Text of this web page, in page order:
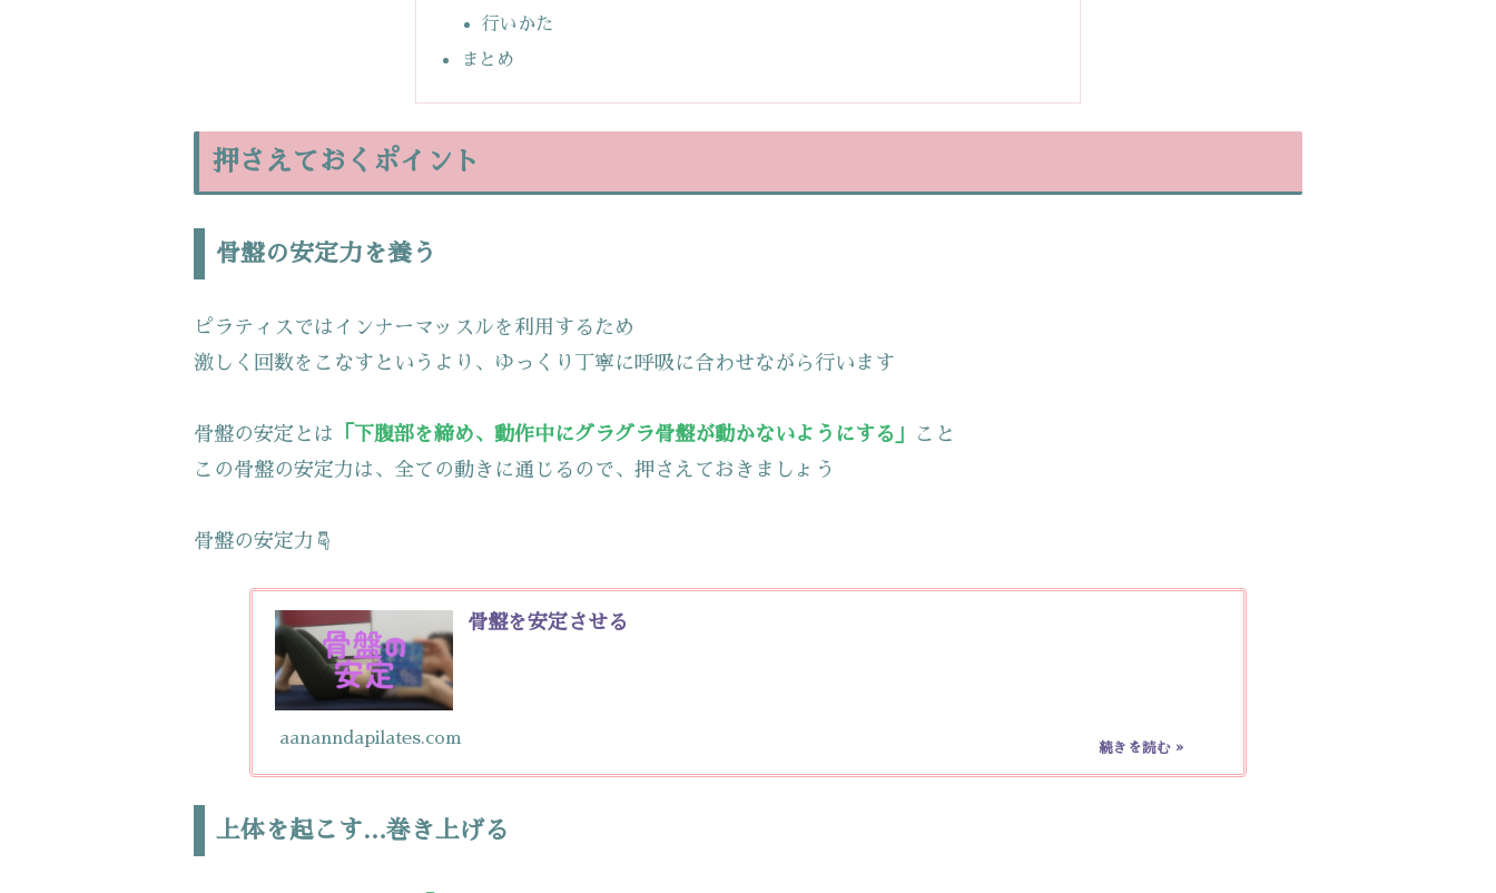
行いかた
まとめ
押さえておくポイント
骨盤の安定力を養う
ピラティスではインナーマッスルを利用するため
激しく回数をこなすというより、ゆっくり丁寧に呼吸に合わせながら行います
骨盤の安定とは 「下腹部を締め、動作中にグラグラ骨盤が動かないようにする」
こと
この骨盤の安定力は、全ての動きに通じるので、押さえておきましょう
骨盤の安定力☟
骨盤を安定させる
aananndapilates.com
上体を起こす…巻き上げる